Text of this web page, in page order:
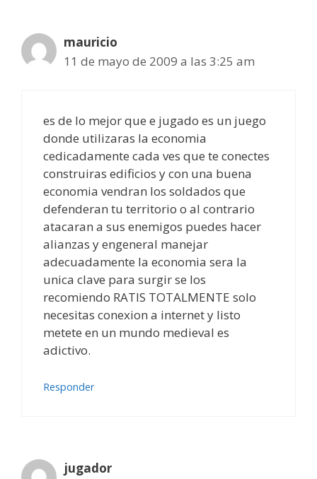
mauricio
11 de mayo de 2009 a las 3:25 am
es de lo mejor que e jugado es un juego
donde utilizaras la economia
cedicadamente cada ves que te conectes
construiras edificios y con una buena
economia vendran los soldados que
defenderan tu territorio o al contrario
atacaran a sus enemigos puedes hacer
alianzas y engeneral manejar
adecuadamente la economia sera la
unica clave para surgir se los
recomiendo RATIS TOTALMENTE solo
necesitas conexion a internet y listo
metete en un mundo medieval es
adictivo.
Responder
jugador